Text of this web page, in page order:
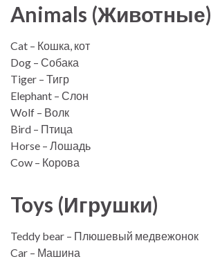
Animals (Животные)
Cat – Кошка, кот
Dog – Собака
Tiger – Тигр
Elephant – Слон
Wolf – Волк
Bird – Птица
Horse – Лошадь
Cow – Корова
Toys (Игрушки)
Teddy bear – Плюшевый медвежонок
Car – Машина